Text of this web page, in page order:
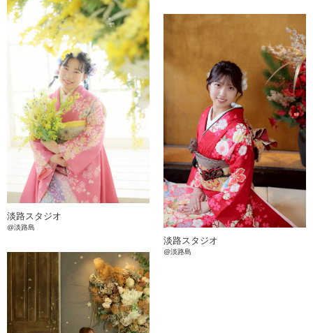
淡路スタジオ
@淡路島
淡路スタジオ
@淡路島